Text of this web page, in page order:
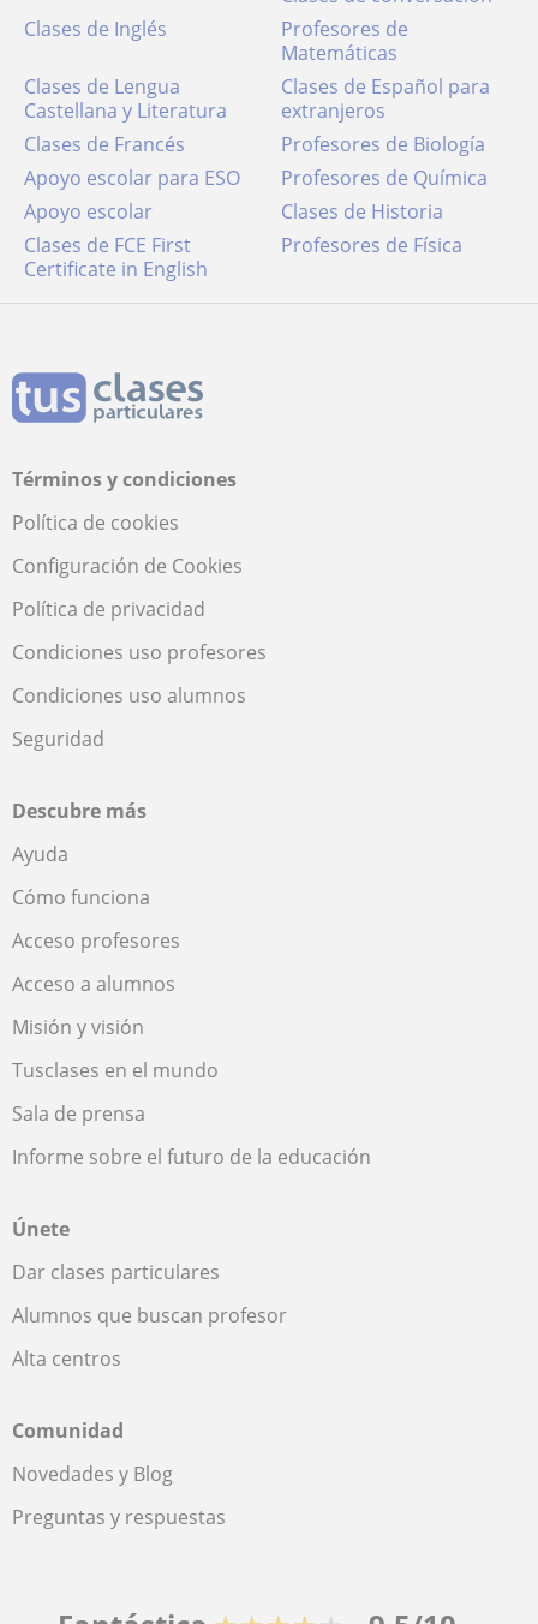
Clases de Inglés
Profesores de
Matemáticas
Clases de Lengua
Castellana y Literatura
Clases de Español para
extranjeros
Clases de Francés
Profesores de Biología
Apoyo escolar para ESO
Profesores de Química
Apoyo escolar
Clases de Historia
Clases de FCE First
Certificate in English
Profesores de Física
Términos y condiciones
Política de cookies
Configuración de Cookies
Política de privacidad
Condiciones uso profesores
Condiciones uso alumnos
Seguridad
Descubre más
Ayuda
Cómo funciona
Acceso profesores
Acceso a alumnos
Misión y visión
Tusclases en el mundo
Sala de prensa
Informe sobre el futuro de la educación
Únete
Dar clases particulares
Alumnos que buscan profesor
Alta centros
Comunidad
Novedades y Blog
Preguntas y respuestas